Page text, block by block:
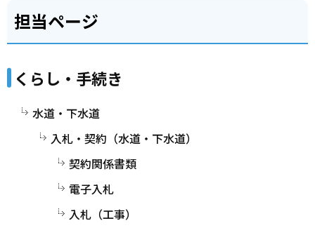
担当ページ
くらし・手続き
水道・下水道
入札・契約（水道・下水道）
契約関係書類
電子入札
入札（工事）